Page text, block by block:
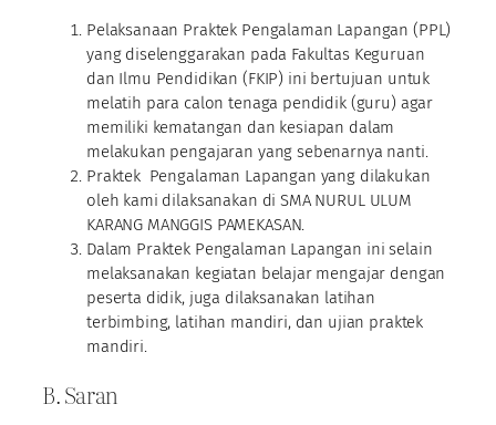
Pelaksanaan Praktek Pengalaman Lapangan (PPL)
yang diselenggarakan pada Fakultas Keguruan
dan Ilmu Pendidikan (FKIP) ini bertujuan untuk
melatih para calon tenaga pendidik (guru) agar
memiliki kematangan dan kesiapan dalam
melakukan pengajaran yang sebenarnya nanti.
Praktek Pengalaman Lapangan yang dilakukan
oleh kami dilaksanakan di SMA NURUL ULUM
KARANG MANGGIS PAMEKASAN.
Dalam Praktek Pengalaman Lapangan ini selain
melaksanakan kegiatan belajar mengajar dengan
peserta didik, juga dilaksanakan latihan
terbimbing, latihan mandiri, dan ujian praktek
mandiri.
B. Saran